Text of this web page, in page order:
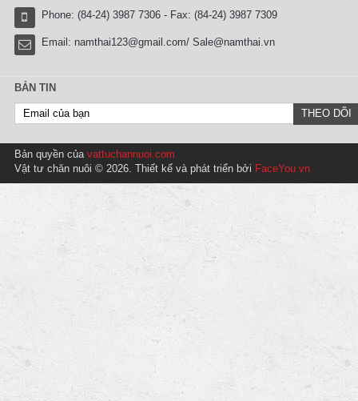
Phone: (84-24) 3987 7306 - Fax: (84-24) 3987 7309
Email: namthai123@gmail.com/ Sale@namthai.vn
BẢN TIN
Bản quyền của vattuchannuoi.com
Vật tư chăn nuôi © 2026. Thiết kế và phát triển bởi FaceYou.vn